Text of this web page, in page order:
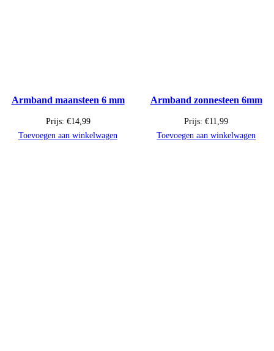
Armband maansteen 6 mm
Prijs: €14,99
Toevoegen aan winkelwagen
Armband zonnesteen 6mm
Prijs: €11,99
Toevoegen aan winkelwagen